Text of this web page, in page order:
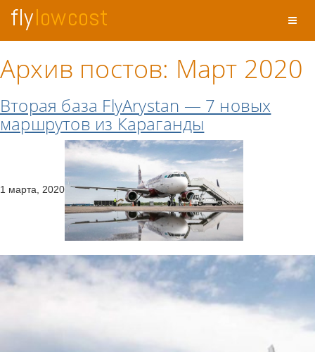
flylow cost
Архив постов: Март 2020
Вторая база FlyArystan — 7 новых
маршрутов из Караганды
1 марта, 2020